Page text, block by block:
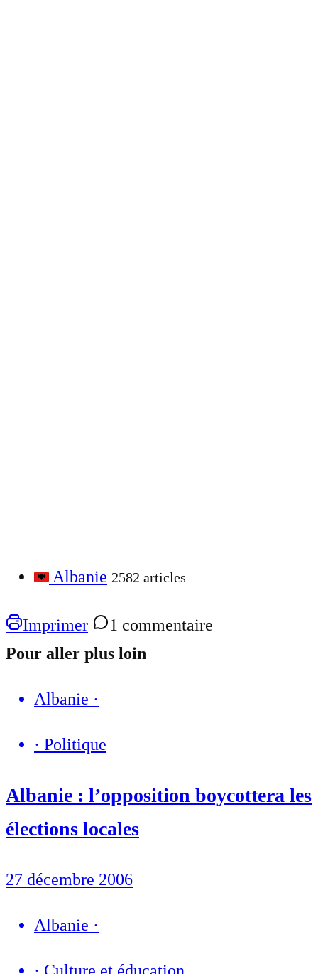
Albanie 2582 articles
Imprimer
1 commentaire
Pour aller plus loin
Albanie ·
· Politique
Albanie : l’opposition boycottera les
élections locales
27 décembre 2006
Albanie ·